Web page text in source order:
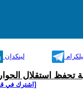
لينكدإن
تحفظ استقلال
[اشترك في